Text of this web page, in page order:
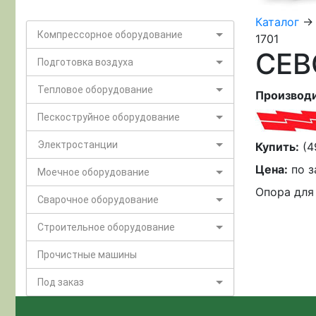
Компрессорное оборудование
Подготовка воздуха
Тепловое оборудование
Пескоструйное оборудование
Электростанции
Моечное оборудование
Сварочное оборудование
Строительное оборудование
Прочистные машины
Под заказ
Каталог ->
1701
Купить:
Цена: по
Опора